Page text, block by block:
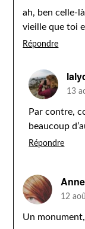
ah, ben celle-
vieille que toi
Répondre
13
Par contre,
beaucoup
Répondre
12
Un